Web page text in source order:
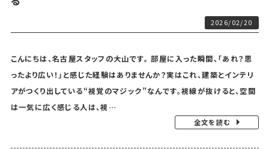
2026/02/20
こんにちは、名古屋スタッフの大山です。 部屋に入った瞬間、「あれ？思
ったより広い！」と感じた経験はありませんか？実はこれ、建築とインテリ
アがつくり出している“視覚のマジック”なんです。視線が抜けると、空間
は一気に広く感じる人は、視…
全文を読む